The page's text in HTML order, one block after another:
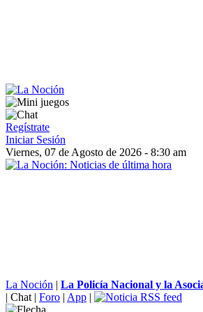
Regístrate
Iniciar Sesión
Viernes, 07 de Agosto de 2026 - 8:30 am
La Noción | La Policía Nacional y la
| Chat | Foro | App |